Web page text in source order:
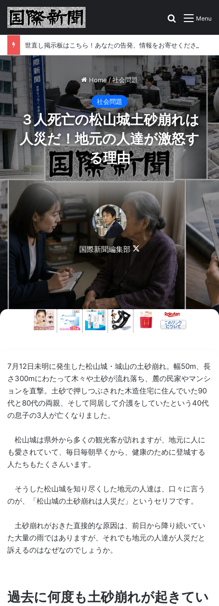
Menu
Search for
Home/社会問題
社会問題
３人死亡の松山城土砂崩れは
人災だ！地元の人達が激怒す
る理由
国際新聞編集部
Follow
7月12日未明に発生した松山城・城山の土砂崩れ。幅50m、長
さ300mにわたって木々や土砂が流れ落ち、麓の民家やマンシ
ョンを直撃。土砂で押しつぶされた木造住宅に住んでいた90
代と80代の両親、そして同居して介護をしていたという40代
の息子の3人が亡くなりました。
松山城は県外から多くの観光客が訪れますが、地元に人に
も愛されていて、毎日毎朝早くから、健康のために登城する
人たちもたくさんいます。
そうした松山城を知り尽くした地元の人達は、口々に言う
のが、「松山城の土砂崩れは人災だ」というセリフです。
土砂崩れがおきた直接的な原因は、前日から降り続いてい
た大量の雨ではありますが、それでも地元の人達が人災だと
訴えるのはなぜなのでしょうか。
過去に何度も土砂崩れが起きてい